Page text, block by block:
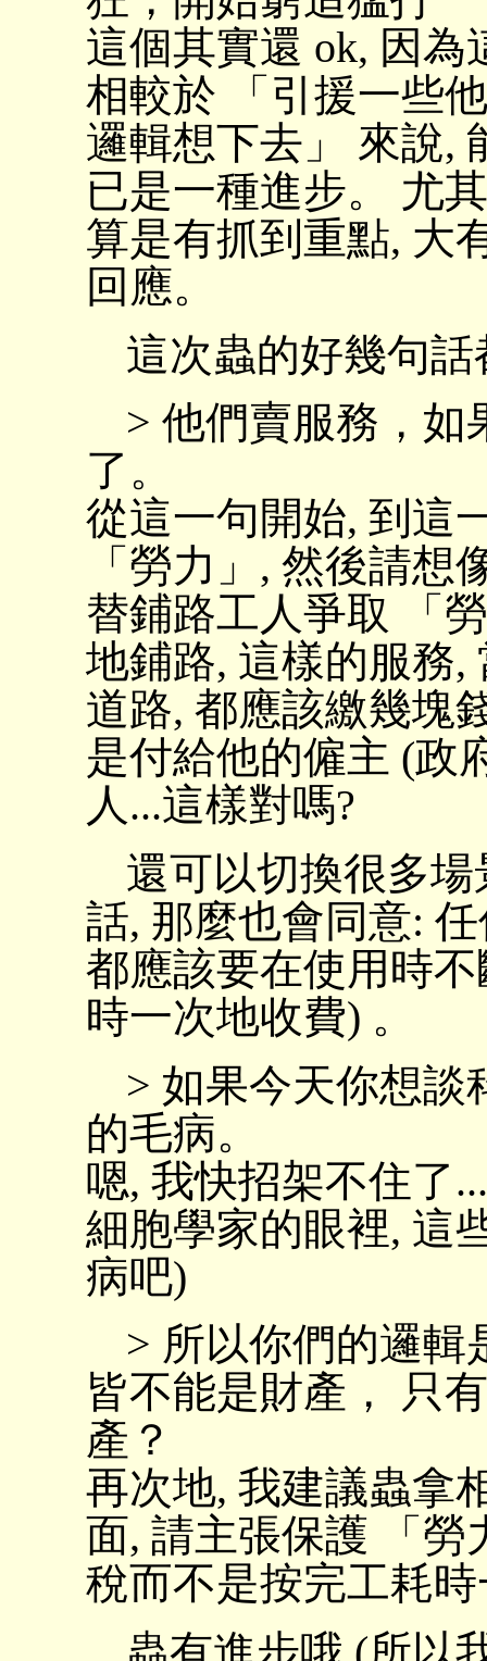
這個其實還 ok, 因
相較於 「引援一些
邏輯想下去」 來說,
已是一種進步。 尤
算是有抓到重點, 大
回應。
這次蟲的好幾句
> 他們賣服務，如
了。
從這一句開始, 到這
「勞力」, 然後請
替鋪路工人爭取 「
地鋪路, 這樣的服務,
道路, 都應該繳幾塊
是付給他的僱主 (政
人...這樣對嗎?
還可以切換很多
話, 那麼也會同意:
都應該要在使用時
時一次地收費) 。
> 如果今天你想談
的毛病。
嗯, 我快招架不住了
細胞學家的眼裡, 這
病吧)
> 所以你們的邏輯
皆不能是財產， 只
產？
再次地, 我建議蟲拿
面, 請主張保護 「勞
稅而不是按完工耗